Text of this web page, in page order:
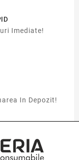
Imediate!
In Depozit!